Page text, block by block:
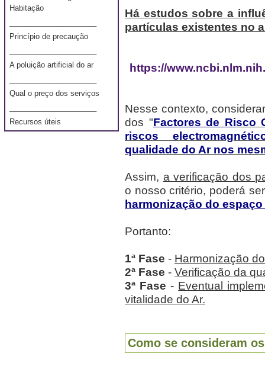
Habitação
Princípio de precaução
A poluição artificial do ar
Qual o preço dos serviços
Recursos úteis
Há estudos sobre a
partículas existentes no
https://
Nesse contexto,
dos "Factores de Risco
riscos
qualidade do Ar nos
Assim, a verificação dos
o nosso critério, poderá
harmonização do
Portanto:
1ª Fase - Harmonização
2ª Fase - Verificação da
3ª Fase- Eventual
vitalidade do Ar.
Como se consideram